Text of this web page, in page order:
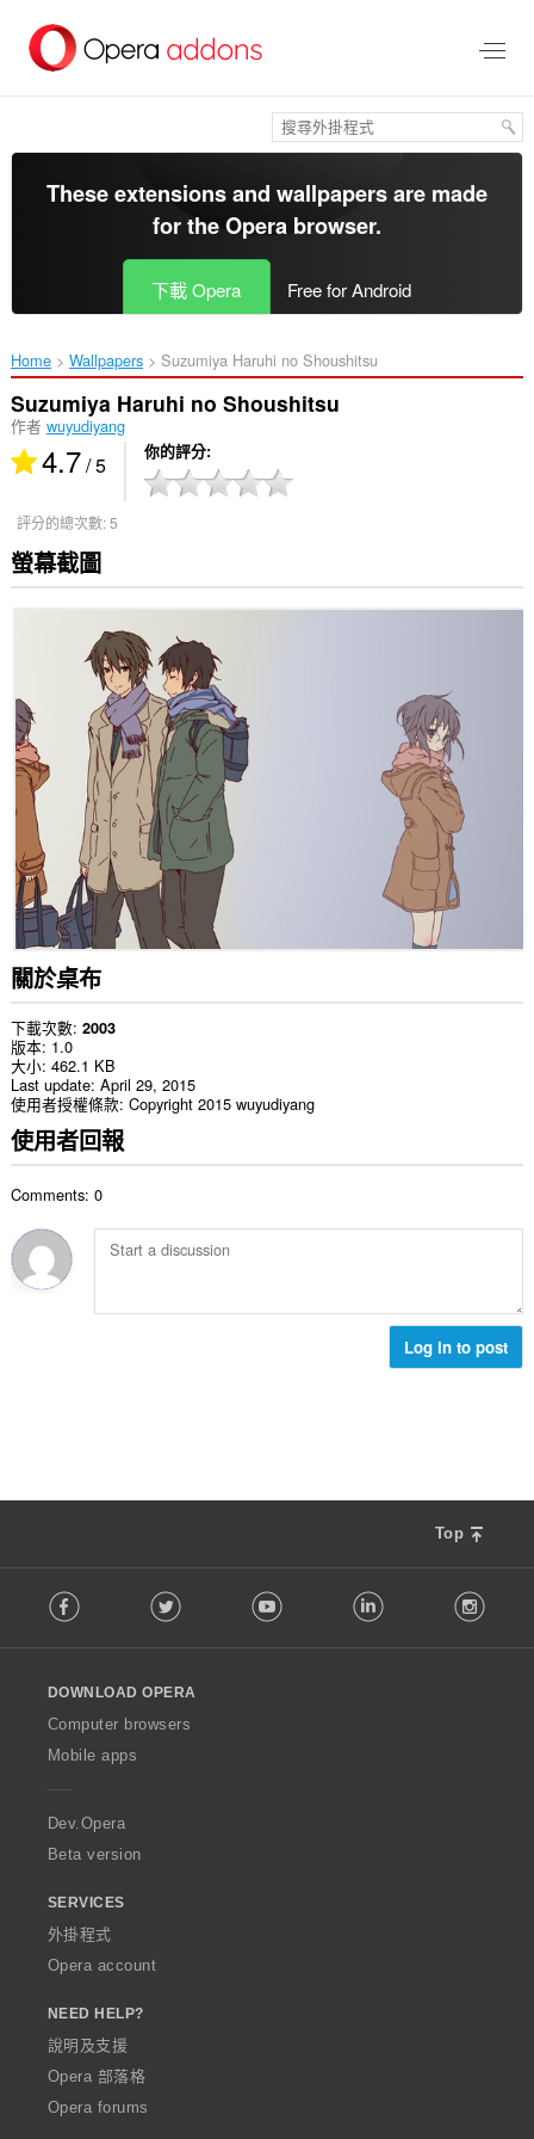
區
These extensions and wallpapers are made
for theOpera browser.
下載 Opera Free for Android
Home Wallpapers Suzumiya Haruhi no Shoushitsu‎
Suzumiya Haruhi no Shoushitsu
作者 wuyudiyang
4.7/ 5 你的評分
評分的總次數:5
螢幕截圖
關於桌布
下載次數 2003
版本 1.0
大小 462.1 KB
Last update April 29, 2015
使用者授權條款 Copyright 2015 wuyudiyang
使用者回報
Comments: 0
Log in to post
Top
o
w
O
p
a
Facebook Twitter Youtube LinkedIn
DOWNLOAD OPERA
Computer browsers
Mobile apps
Dev.Opera
Beta version
SERVICES
外掛程式
Opera account
NEED HELP?
說明及支援
Opera 部落格
Opera forums